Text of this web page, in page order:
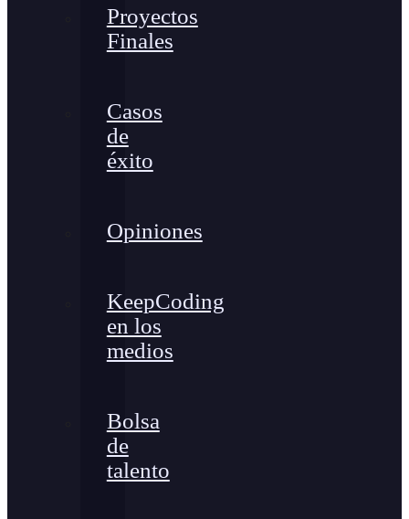
Proyectos
Finales
Casos
de
éxito
Opiniones
KeepCoding
en los
medios
Bolsa
de
talento